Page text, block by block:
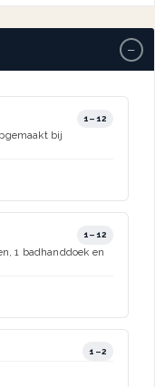
−
1–12
bij
1–12
1 badhanddoek en
1–2